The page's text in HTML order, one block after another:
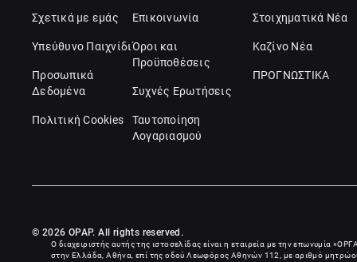
Σχετικά με εμάς
Υπεύθυνο Παιχνίδι
Προσωπικά
Δεδομένα
Πολιτική Cookies
Επικοινωνία
Όροι και
Προϋποθέσεις
Συχνές Ερωτήσεις
Ταυτοποίηση
Λογαριασμού
Στοιχηματικά Νέα
Καζίνο Νέα
ΠΡΟΓΝΩΣΤΙΚΑ
© 2026 OPAP. All rights reserved.
Ο διαχειριστής αυτής της ιστοσελίδας είναι η εταιρεία με την επωνυμία «
στην Ελλάδα, Αθήνα, επί της οδού Λεωφόρος Αθηνών 112, με αριθμό